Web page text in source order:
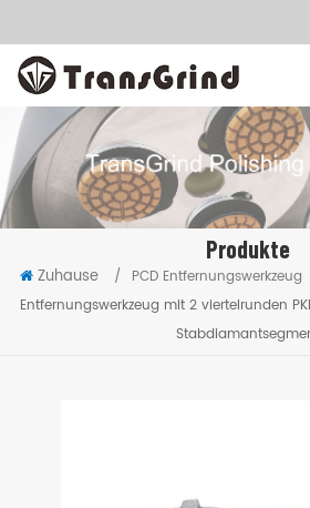
Produkte
Zuhause / PCD Entfernungswerkzeug
Entfernungswerkzeug mit 2 viertelrunden